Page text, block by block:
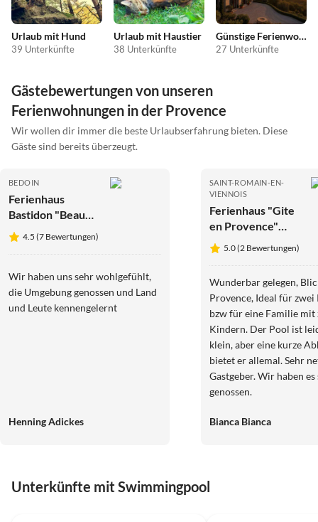
Urlaub mit Hund
39 Unterkünfte
Urlaub mit Haustier
38 Unterkünfte
Günstige Ferienwohnungen
27 Unterkünfte
Gästebewertungen von unseren
Ferienwohnungen in der Provence
Wir wollen dir immer die beste Urlaubserfahrung bieten. Diese
Gäste sind bereits überzeugt.
BEDOIN
Ferienhaus
Bastidon "Beau
Lieu"4.5 (7 Bewertungen)
Wir haben uns sehr wohlgefühlt,
die Umgebung genossen und Land
und Leute kennengelernt
Henning Adickes
SAINT-ROMAIN-EN-
VIENNOIS
Ferienhaus "Gite
en Provence"
Vaison5.0 (2 Bewertungen)
Wunderbar gelegen,
Provence, Ideal für zwei
bzw für eine Familie mit
Kindern. Der Pool ist
klein, aber eine kurze
bietet er allemal. Sehr
Gastgeber. Wir haben es
genossen.
Bianca Bianca
Unterkünfte mit Swimmingpool